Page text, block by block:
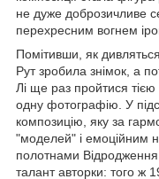
не дуже доброзичливе
перехресним вогнем
Помітивши, як дивляться
Рут зробила знімок, а
Лі ще раз пройтися
одну фотографію. У
композицію, яку за
"моделей" і емоційним
полотнами
талант авторки: того ж